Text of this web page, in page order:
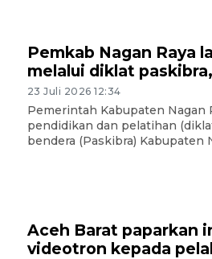
Pemkab Nagan Raya
melalui diklat
23 Juli 2026 12:34
Pemerintah Kabupaten Nagan
pendidikan dan pelatihan
bendera (Paskibra) Kabupaten
Aceh Barat paparkan
videotron kepada
460 napi
dipindahkan
baru